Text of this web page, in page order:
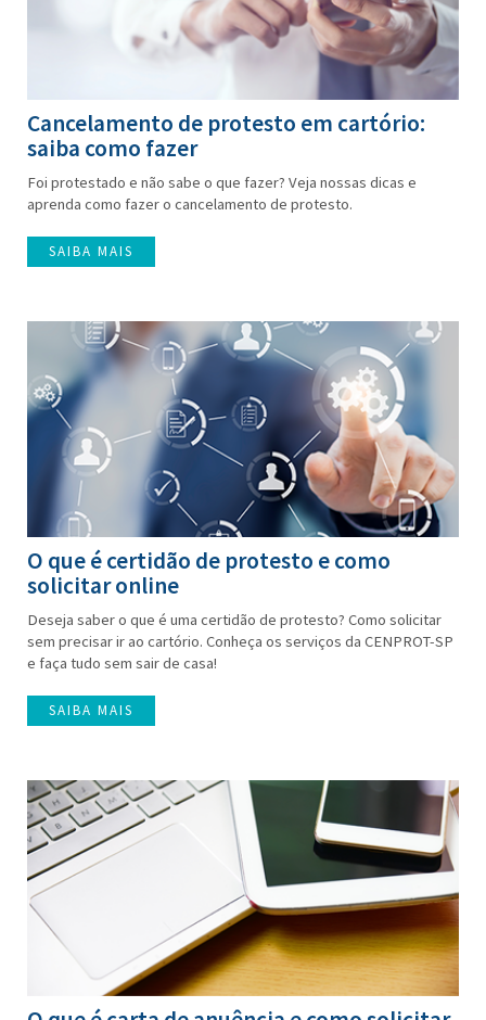
Cancelamento de protesto em cartório:
saiba como fazer
Foi protestado e não sabe o que fazer? Veja nossas dicas e
aprenda como fazer o cancelamento de protesto.
SAIBA MAIS
O que é certidão de protesto e como
solicitar online
Deseja saber o que é uma certidão de protesto? Como solicitar
sem precisar ir ao cartório. Conheça os serviços da CENPROT-SP
e faça tudo sem sair de casa!
SAIBA MAIS